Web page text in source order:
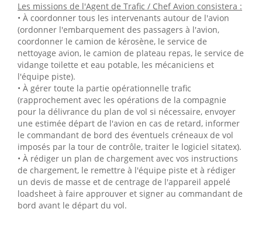
Les missions de l'Agent de Trafic / Chef Avion consistera :
• À coordonner tous les intervenants autour de l'avion
(ordonner l'embarquement des passagers à l'avion,
coordonner le camion de kérosène, le service de
nettoyage avion, le camion de plateau repas, le service de
vidange toilette et eau potable, les mécaniciens et
l'équipe piste).
• À gérer toute la partie opérationnelle trafic
(rapprochement avec les opérations de la compagnie
pour la délivrance du plan de vol si nécessaire, envoyer
une estimée départ de l'avion en cas de retard, informer
le commandant de bord des éventuels créneaux de vol
imposés par la tour de contrôle, traiter le logiciel sitatex).
• À rédiger un plan de chargement avec vos instructions
de chargement, le remettre à l'équipe piste et à rédiger
un devis de masse et de centrage de l'appareil appelé
loadsheet à faire approuver et signer au commandant de
bord avant le départ du vol.